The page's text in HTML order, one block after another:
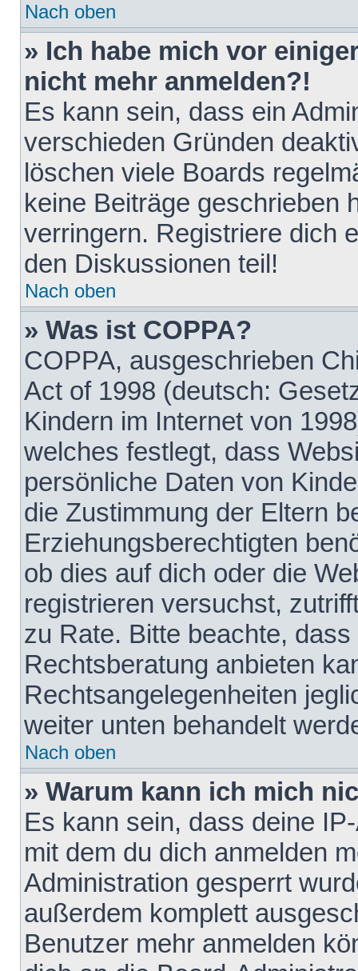
Nach oben
» Ich habe mich vor
nicht mehr anmelden?!
Es kann sein, dass ein
verschieden Gründen
löschen viele Boards
keine Beiträge geschrieben
verringern. Registriere dich
den Diskussionen teil!
Nach oben
» Was ist COPPA?
COPPA, ausgeschrieben
Act of 1998 (deutsch:
Kindern im Internet von
welches festlegt, dass
persönliche Daten von
die Zustimmung der Eltern
Erziehungsberechtigten
ob dies auf dich oder die
registrieren versuchst,
zu Rate. Bitte beachte,
Rechtsberatung anbieten
Rechtsangelegenheiten
weiter unten behandelt
Nach oben
» Warum kann ich mich
Es kann sein, dass deine
mit dem du dich anmelden
Administration gesperrt
außerdem komplett
Benutzer mehr anmelden